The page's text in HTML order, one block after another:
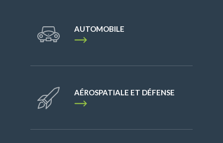
AUTOMOBILE
AÉROSPATIALE ET DÉFENSE